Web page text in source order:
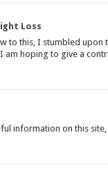
Loss
to this, I stumbled
am hoping to give a
information on this